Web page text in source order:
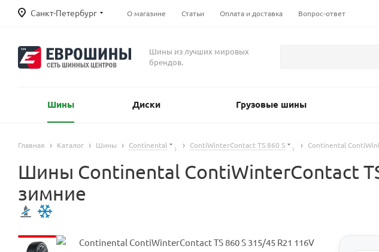
Санкт-Петербург О магазине Статьи Оплата и доставка Вопрос-ответ
Шины из лучших мировых
брендов.
Шины Диски Грузовые шины
Главная Каталог Шины Continental ContiWinterContact TS 860 S Continental
Шины Continental ContiWinterContact
зимние